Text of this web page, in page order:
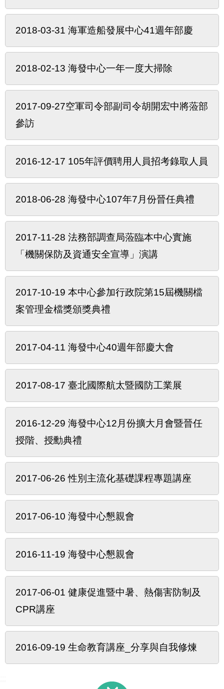
2018-03-31 海軍造船發展中心41週年部慶
2018-02-13 海發中心一年一度大掃除
2017-09-27空軍司令部副司令胡開宏中將蒞部
參訪
2016-12-17 105年評價聘用人員招考錄取人員
2018-06-28 海發中心107年7月份晉任典禮
2017-11-28 法務部調查局蒞臨本中心實施
「機關保防及資通安全宣導」演講
2017-10-19 本中心參加行政院第15屆機關檔
案管理金檔獎頒獎典禮
2017-04-11 海發中心40週年部慶大會
2017-08-17 臺北國際航太暨國防工業展
2016-12-29 海發中心12月份擴大月會暨晉任
授階、授勳典禮
2017-06-26 性別主流化基礎課程專題講座
2017-06-10 海發中心懇親會
2016-11-19 海發中心懇親會
2017-06-01 健康促進暨中暑、熱傷害防制及
CPR講座
2016-09-19 生命教育講座_分享與自我修煉